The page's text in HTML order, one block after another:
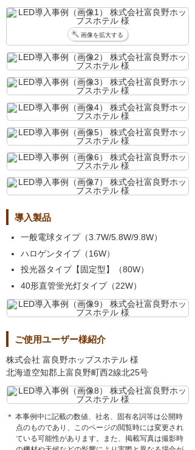
画像を拡大する
導入製品
一般電球タイプ（3.7W/5.8W/9.8W）
ハロゲンタイプ（16W）
投光器タイプ【固定型】（80W）
40形直管蛍光灯タイプ（22W）
ご使用ユーザー様紹介
株式会社 富良野ホップスホテル 様
北海道空知郡上富良野町西2線北25号
＊ 本事例中に記載の数値、社名、固有名詞等は公開時
点のものであり、このページの閲覧時には変更され
ている可能性があります。また、掲載写真は撮影時